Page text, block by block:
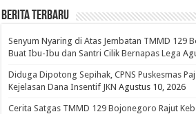
BERITA TERBARU
Senyum Nyaring di Atas Jembatan TMMD 129
Buat Ibu-Ibu dan Santri Cilik Bernapas Lega
Diduga Dipotong Sepihak, CPNS Puskesmas
Kejelasan Dana Insentif JKN Agustus 10, 2026
Cerita Satgas TMMD 129 Bojonegoro Rajut